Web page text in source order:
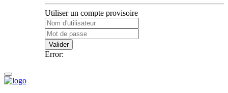
Utiliser un compte provisoire
Valider
Error: